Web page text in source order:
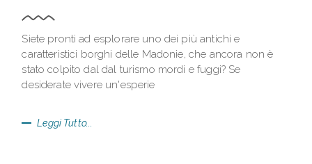
Siete pronti ad esplorare uno dei più antichi e
caratteristici borghi delle Madonie, che ancora non è
stato colpito dal dal turismo mordi e fuggi? Se
desiderate vivere un'esperie
Leggi Tutto...